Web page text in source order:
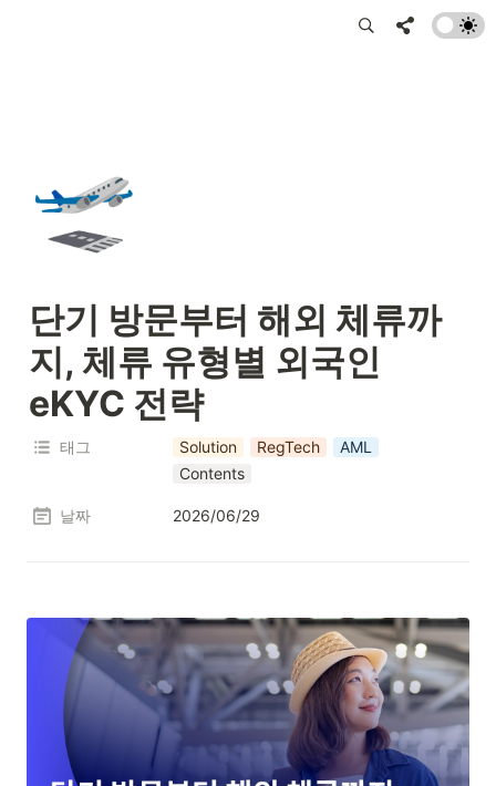
🛫
단기 방문부터 해외 체류까
지, 체류 유형별 외국인
eKYC 전략
태그 Solution RegTech
AML
Contents
날짜 2026/06/29